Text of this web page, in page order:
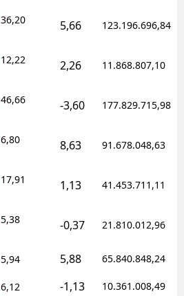
36,20 5,66 123.196.696,84
12,22 2,26 11.868.807,10
46,66 -3,60 177.829.715,98
6,80 8,63 91.678.048,63
17,91 1,13 41.453.711,11
5,38 -0,37 21.810.012,96
5,94 5,88 65.840.848,24
6,12 -1,13 10.361.008,49